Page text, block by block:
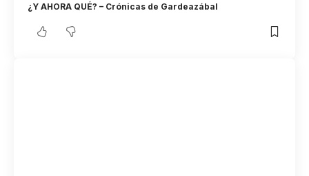
¿Y AHORA QUÉ? – Crónicas de Gardeazábal